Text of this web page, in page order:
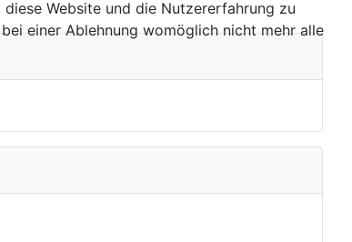
Website und die Nutzererfahrung zu
einer Ablehnung womöglich nicht mehr alle